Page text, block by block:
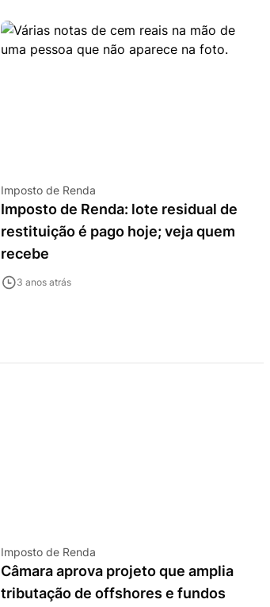
Imposto de Renda
Imposto de Renda: lote residual de
restituição é pago hoje; veja quem
recebe
3 anos atrás
Imposto de Renda
Câmara aprova projeto que amplia
tributação de offshores e fundos